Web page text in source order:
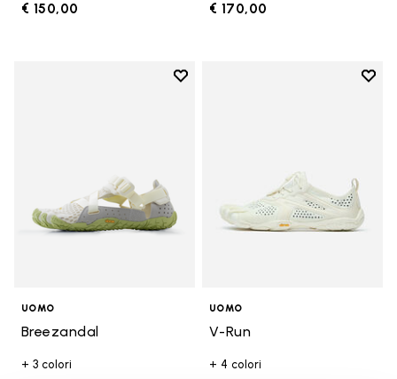
€ 150,00 € 170,00
Add to wishlist
UOMO
Breezandal
+ 3 colori
Add
UOMO
V-Run
+ 4 colori